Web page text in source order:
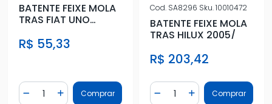
BATENTE FEIXE MOLA
TRAS FIAT UNO
R$ 55,33
Diminuir Quantidade
Quantidade
Adicionar Quantidade
Comprar
Cod. SA8296 Sku.10010472
BATENTE FEIXE MOLA
TRAS HILUX 2005/
R$ 203,42
Diminuir Quantidade
Quantidade
AdicionarComprar